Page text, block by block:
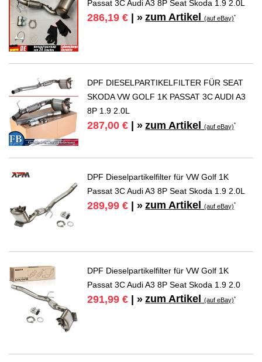
Passat 3C Audi A3 8P Seat Skoda 1.9 2.0L
286,19 € | » zum Artikel(auf eBay)*
DPF DIESELPARTIKELFILTER FÜR SEAT
SKODA VW GOLF 1K PASSAT 3C AUDI A3
8P 1.9 2.0L
287,00 € | » zum Artikel(auf eBay)*
DPF Dieselpartikelfilter für VW Golf 1K
Passat 3C Audi A3 8P Seat Skoda 1.9 2.0L
289,99 € | » zum Artikel(auf eBay)*
DPF Dieselpartikelfilter für VW Golf 1K
Passat 3C Audi A3 8P Seat Skoda 1.9 2.0
291,99 € | » zum Artikel(auf eBay)*